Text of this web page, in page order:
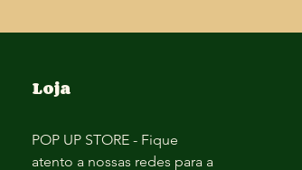
Loja
POP UP STORE - Fique
atento a nossas redes para a